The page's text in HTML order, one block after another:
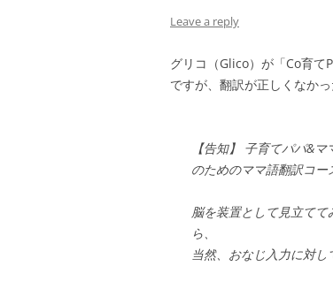
Leave a reply
グリコ（Glico）が「Co育て
ですが、翻訳が正しくなか
【告知】 子育てパパ&
のためのママ語翻訳コー
脳を装置として見立て
ら、
当然、おなじ入力に対